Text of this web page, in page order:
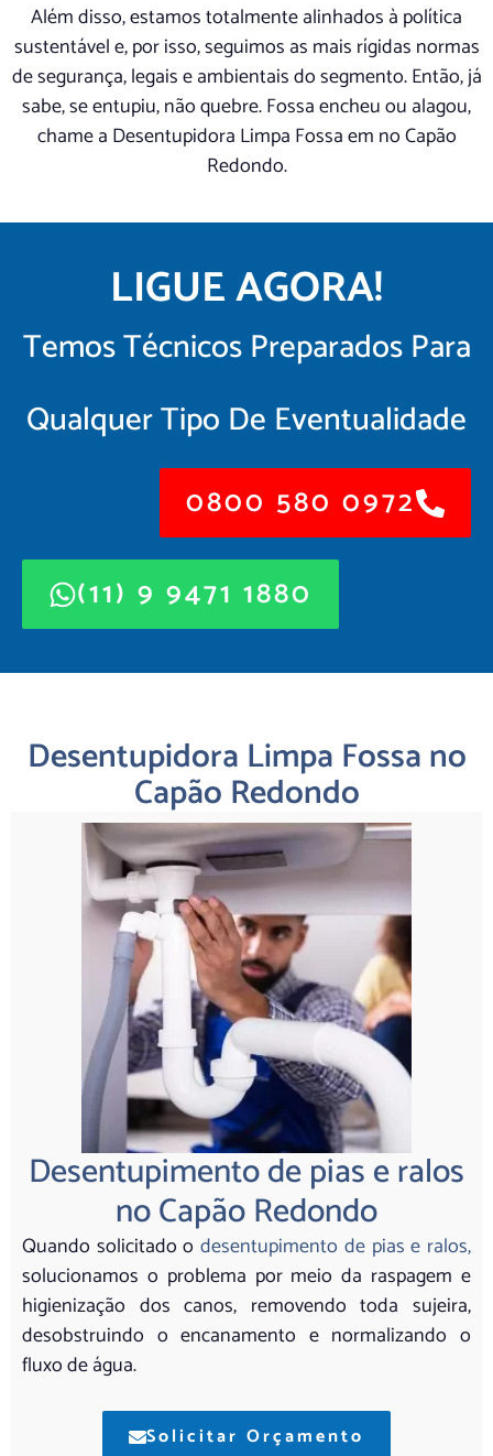
Além disso, estamos totalmente alinhados à política
sustentável e, por isso, seguimos as mais rígidas normas
de segurança, legais e ambientais do segmento. Então, já
sabe, se entupiu, não quebre. Fossa encheu ou alagou,
chame a Desentupidora Limpa Fossa em no Capão
Redondo.
LIGUE AGORA!
Temos Técnicos Preparados Para
Qualquer Tipo De Eventualidade
0800 580 0972
(11) 9 9471 1880
Desentupidora Limpa Fossa no
Capão Redondo
Desentupimento de pias e ralos
no Capão Redondo
Quando solicitado odesentupimento de pias e ralos,
solucionamos o problema por meio da raspagem e
higienização dos canos, removendo toda sujeira,
desobstruindo o encanamento e normalizando o
fluxo de água.
Solicitar Orçamento